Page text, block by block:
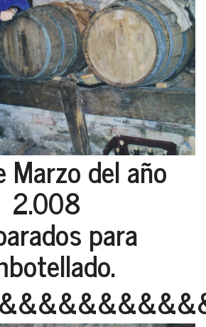
Marzo del año
2.008
para